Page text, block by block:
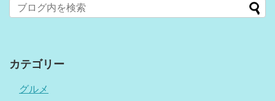
カテゴリー
グルメ